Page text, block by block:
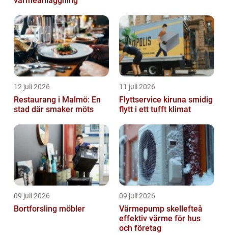
12 juli 2026
Restaurang i Malmö: En
stad där smaker möts
11 juli 2026
Flyttservice kiruna smidig
flytt i ett tufft klimat
09 juli 2026
Bortforsling möbler
09 juli 2026
Värmepump skellefteå
effektiv värme för hus
och företag